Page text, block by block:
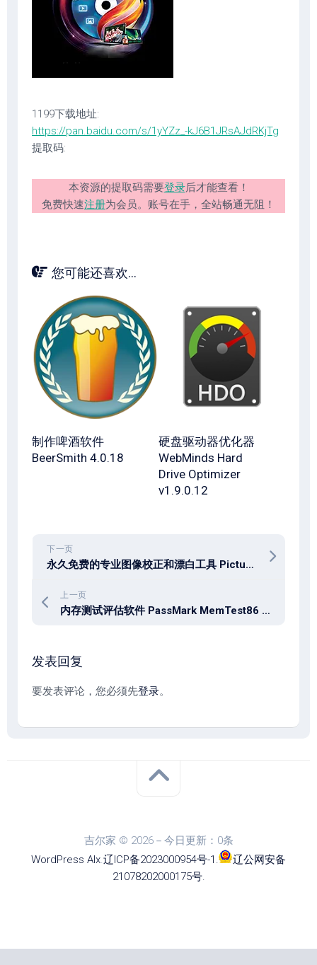
1199下载地址:
https://pan.baidu.com/s/1yYZz_-kJ6B1JRsAJdRKjTg
提取码:
本资源的提取码需要登录后才能查看！
免费快速注册为会员。账号在手，全站畅通无阻！
您可能还喜欢...
制作啤酒软件
BeerSmith 4.0.18
硬盘驱动器优化器
WebMinds Hard
Drive Optimizer
v1.9.0.12
下一页
永久免费的专业图像校正和漂白工具 Picture Magick Lite v1.32.60102.0
上一页
内存测试评估软件 PassMark MemTest86 Pro 11.6.1000
发表回复
要发表评论，您必须先登录。
吉尔家 © 2026－今日更新：0条
WordPress Alx.辽ICP备2023000954号-1 .
辽公网安备
21078202000175号.